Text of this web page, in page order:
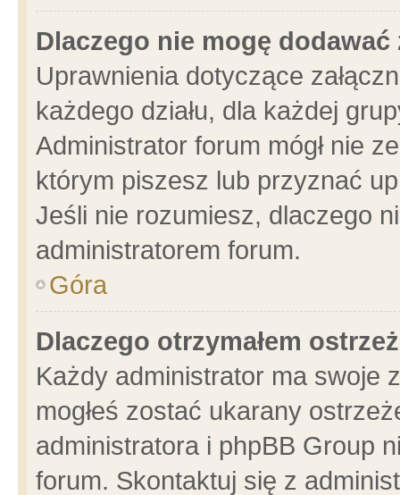
Dlaczego nie mogę dodawać
Uprawnienia dotyczące
każdego działu, dla każdej
Administrator forum mógł nie
którym piszesz lub przyznać
Jeśli nie rozumiesz, dlaczego
administratorem forum.
Góra
Dlaczego otrzymałem
Każdy administrator ma swoje
mogłeś zostać ukarany
administratora i phpBB Group
forum. Skontaktuj się z